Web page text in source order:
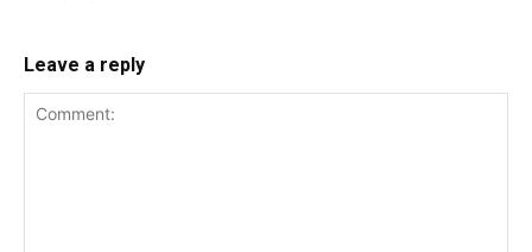
Leave a reply